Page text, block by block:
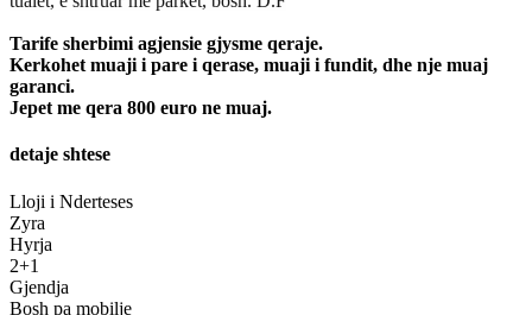
Tarife sherbimi agjensie gjysme qeraje.
Kerkohet muaji i pare i qerase, muaji i fundit, dhe nje muaj
garanci.
Jepet me qera 800 euro ne muaj.
detaje shtese
Lloji i Nderteses
Zyra
Hyrja
2+1
Gjendja
Bosh pa mobilje